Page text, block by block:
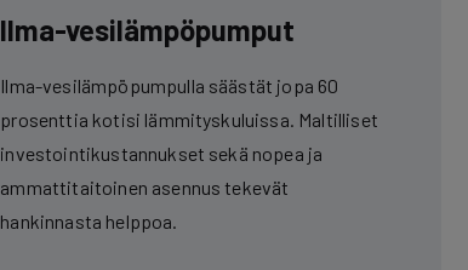
Ilma-vesilämpöpumput
Ilma-vesilämpöpumpulla säästät jopa 60
prosenttia kotisi lämmityskuluissa. Maltilliset
investointikustannukset sekä nopea ja
ammattitaitoinen asennus tekevät
hankinnasta helppoa.